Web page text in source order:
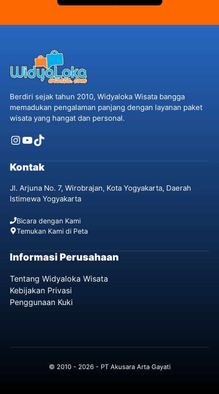
Berdiri sejak tahun 2010, Widyaloka Wisata bangga
memadukan pengalaman panjang dengan layanan paket
wisata yang hangat dan personal.
Instagram
YouTube
TikTok
Kontak
Jl. Arjuna No. 7, Wirobrajan, Kota Yogyakarta, Daerah
Istimewa Yogyakarta
Bicara dengan Kami
Temukan Kami di Peta
Informasi Perusahaan
Tentang Widyaloka Wisata
Kebijakan Privasi
Penggunaan Kuki
© 2010 - 2026 - PT Akusara Arta Gayati